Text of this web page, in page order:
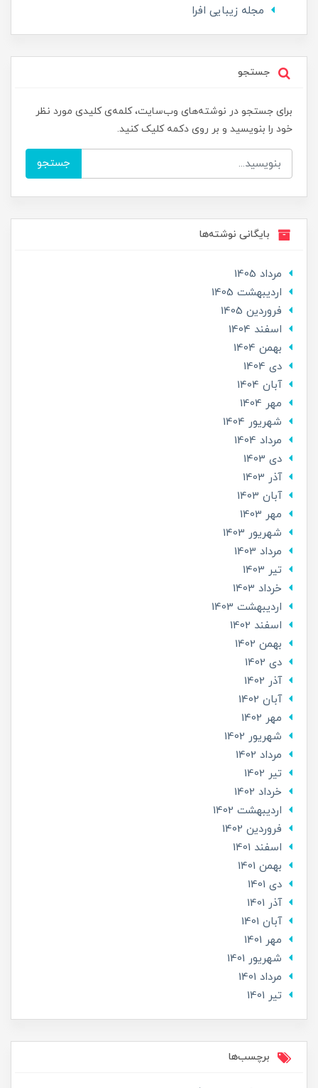
مجله زیبایی افرا
جستجو
برای جستجو در نوشته‌های وب‌سایت، کلمه‌ی کلیدی مورد نظر
خود را بنویسید و بر روی دکمه کلیک کنید.
جستجو
بایگانی نوشته‌ها
مرداد 1405
ارديبهشت 1405
فروردین 1405
اسفند 1404
بهمن 1404
دی 1404
آبان 1404
مهر 1404
شهریور 1404
مرداد 1404
دی 1403
آذر 1403
آبان 1403
مهر 1403
شهریور 1403
مرداد 1403
تير 1403
خرداد 1403
ارديبهشت 1403
اسفند 1402
بهمن 1402
دی 1402
آذر 1402
آبان 1402
مهر 1402
شهریور 1402
مرداد 1402
تير 1402
خرداد 1402
ارديبهشت 1402
فروردین 1402
اسفند 1401
بهمن 1401
دی 1401
آذر 1401
آبان 1401
مهر 1401
شهریور 1401
مرداد 1401
تير 1401
برچسب‌ها